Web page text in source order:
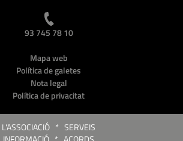
93 745 78 10
Mapa web
Política de galetes
Nota legal
Política de privacitat
L'ASSOCIACIÓ * SERVEIS